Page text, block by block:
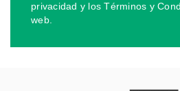
privacidad y los Términos y
web.